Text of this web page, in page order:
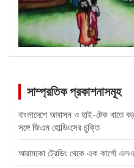
সাম্প্রতিক প্রকাশনাসমূহ
বাংলাদেশে আবাসন ও হাই-টেক খাতে
সঙ্গে জিএম হোল্ডিংসের চুক্তি
আরামকো ট্রেডিং থেকে এক কার্গো